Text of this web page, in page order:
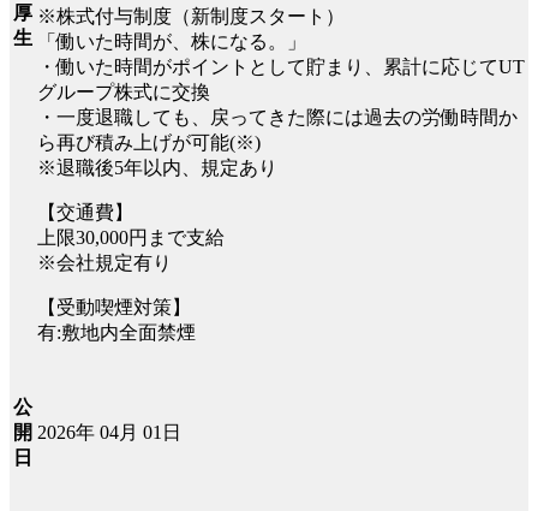
厚
生
※株式付与制度（新制度スタート）
「働いた時間が、株になる。」
・働いた時間がポイントとして貯まり、累計に応じてUT
グループ株式に交換
・一度退職しても、戻ってきた際には過去の労働時間か
ら再び積み上げが可能(※)
※退職後5年以内、規定あり
【交通費】
上限30,000円まで支給
※会社規定有り
【受動喫煙対策】
有:敷地内全面禁煙
公
開
日
2026年 04月 01日